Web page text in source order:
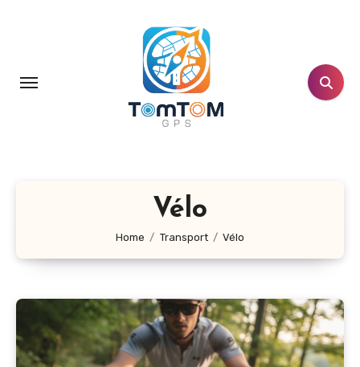
principal
Vélo
Home Transport Vélo